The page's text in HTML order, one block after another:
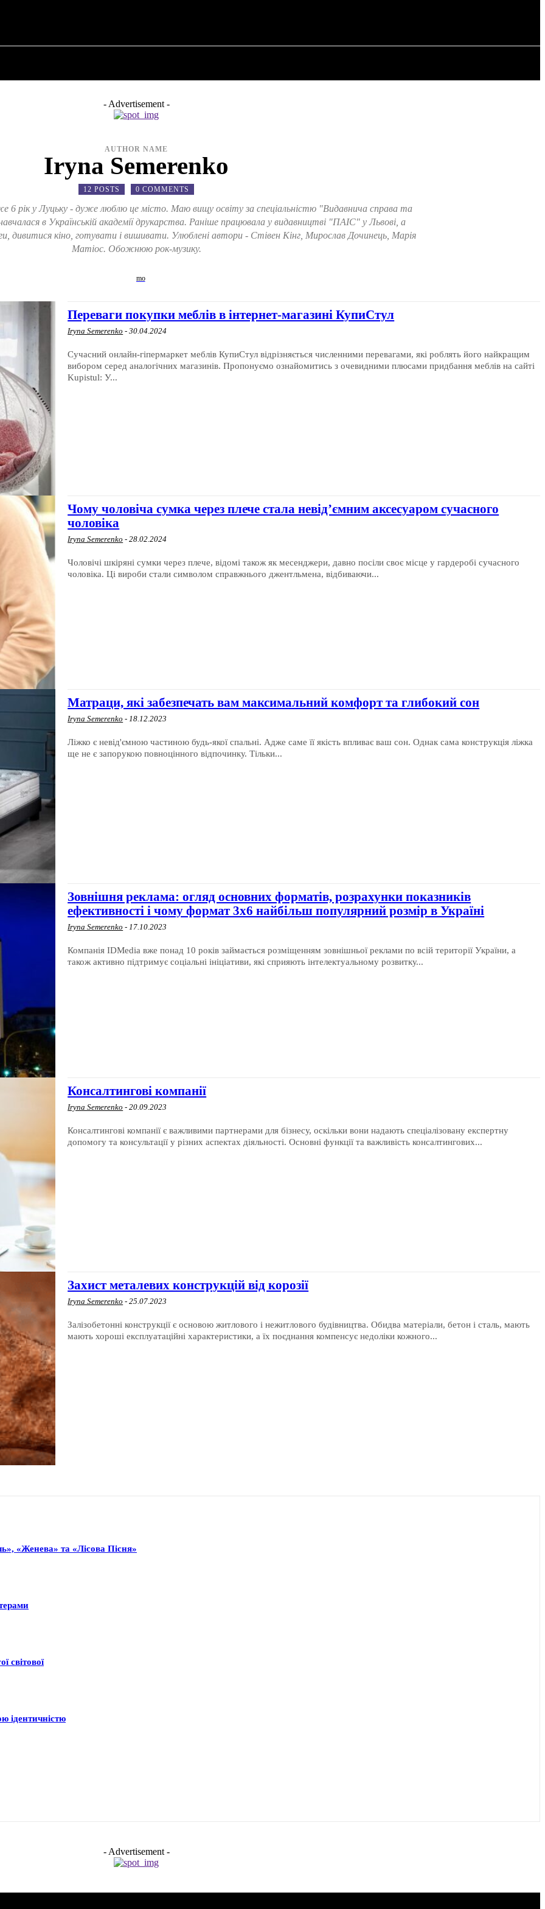
- Advertisement -
AUTHOR NAME
Iryna Semerenko
12 POSTS 0 COMMENTS
6 рік у Луцьку - дуже люблю це місто. Маю вищу освіту за спеціальністю "Видавнича справа та
в Українській академії друкарства. Раніше працювала у видавництві "ПАІС" у Львові, а
кіно, готувати і вишивати. Улюблені автори - Стівен Кінг, Мирослав Дочинець, Марія
Матіос. Обожнюю рок-музику.
Переваги покупки меблів в інтернет-магазині КупиСтул
Iryna Semerenko - 30.04.2024
Сучасний онлайн-гіпермаркет меблів КупиСтул відрізняється численними перевагами, які роблять його найкращим
вибором серед аналогічних магазинів. Пропонуємо ознайомитись з очевидними плюсами придбання меблів на сайті
Kupistul: У...
Чому чоловіча сумка через плече стала невід’ємним аксесуаром сучасного
чоловіка
Iryna Semerenko - 28.02.2024
Чоловічі шкіряні сумки через плече, відомі також як месенджери, давно посіли своє місце у гардеробі сучасного
чоловіка. Ці вироби стали символом справжнього джентльмена, відбиваючи...
Матраци, які забезпечать вам максимальний комфорт та глибокий сон
Iryna Semerenko - 18.12.2023
Ліжко є невід'ємною частиною будь-якої спальні. Адже саме її якість впливає ваш сон. Однак сама конструкція ліжка
ще не є запорукою повноцінного відпочинку. Тільки...
Зовнішня реклама: огляд основних форматів, розрахунки показників
ефективності і чому формат 3х6 найбільш популярний розмір в Україні
Iryna Semerenko - 17.10.2023
Компанія IDMedia вже понад 10 років займається розміщенням зовнішньої реклами по всій території України, а
також активно підтримує соціальні ініціативи, які сприяють інтелектуальному розвитку...
Консалтингові компанії
Iryna Semerenko - 20.09.2023
Консалтингові компанії є важливими партнерами для бізнесу, оскільки вони надають спеціалізовану експертну
допомогу та консультації у різних аспектах діяльності. Основні функції та важливість консалтингових...
Захист металевих конструкцій від корозії
Iryna Semerenko - 25.07.2023
Залізобетонні конструкції є основою житлового і нежитлового будівництва. Обидва матеріали, бетон і сталь, мають
мають хороші експлуатаційні характеристики, а їх поєднання компенсує недоліки кожного...
«Женева» та «Лісова Пісня»
світової
ідентичністю
- Advertisement -